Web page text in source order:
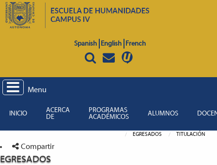
Spanish English French
Menu
INICIO
ACERCA
DE
PROGRAMAS
ACADÉMICOS
ALUMNOS
EGRESADOS TITULACIÓN
Compartir
EGRESADOS